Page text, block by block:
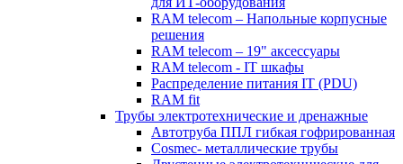
RAM telecom – Напольные корпусные
решения
RAM telecom – 19" аксессуары
RAM telecom - IT шкафы
Распределение питания IT (PDU)
RAM fit
Трубы электротехнические и дренажные
Автотруба ППЛ гибкая гофрированная
Cosmec- металлические трубы